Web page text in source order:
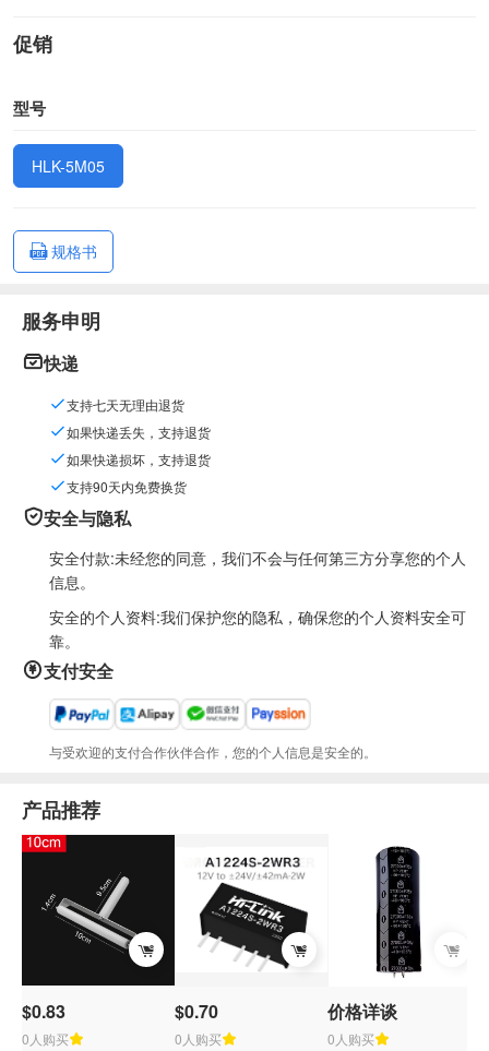
促销
型号
HLK-5M05
规格书
服务申明
快递
支持七天无理由退货
如果快递丢失，支持退货
如果快递损坏，支持退货
支持90天内免费换货
安全与隐私
安全付款:未经您的同意，我们不会与任何第三方分享您的个人
信息。
安全的个人资料:我们保护您的隐私，确保您的个人资料安全可
靠。
支付安全
与受欢迎的支付合作伙伴合作，您的个人信息是安全的。
产品推荐
$0.83
0人购买
$0.70
0人购买
价格详谈
0人购买